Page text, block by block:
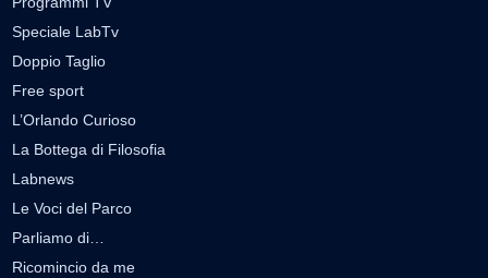
Speciale LabTv
Doppio Taglio
Free sport
L’Orlando Curioso
La Bottega di Filosofia
Labnews
Le Voci del Parco
Parliamo di…
Ricomincio da me